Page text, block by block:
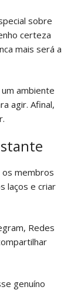
sobre
certeza
mais será a
ambiente
agir. Afinal,
os membros
laços e criar
Redes
genuíno